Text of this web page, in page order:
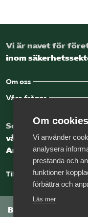
Vi är navet för
inom
Om oss
Våra frågor
Som medlem har
vår digitala
Arbetsgivarguiden
Till Arbetsgivarguiden
Bli medlem i
Om
Vi använder
analysera
prestanda och
funktioner
förbättra och
Läs mer